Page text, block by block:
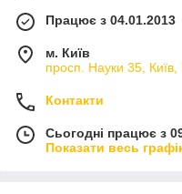
Працює з 04.01.2013
м. Київ
просп. Науки 35, Київ,
Контакти
Сьогодні працює з
Показати весь